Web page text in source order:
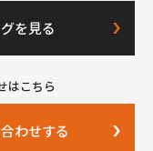
を見る
はこちら
わせする